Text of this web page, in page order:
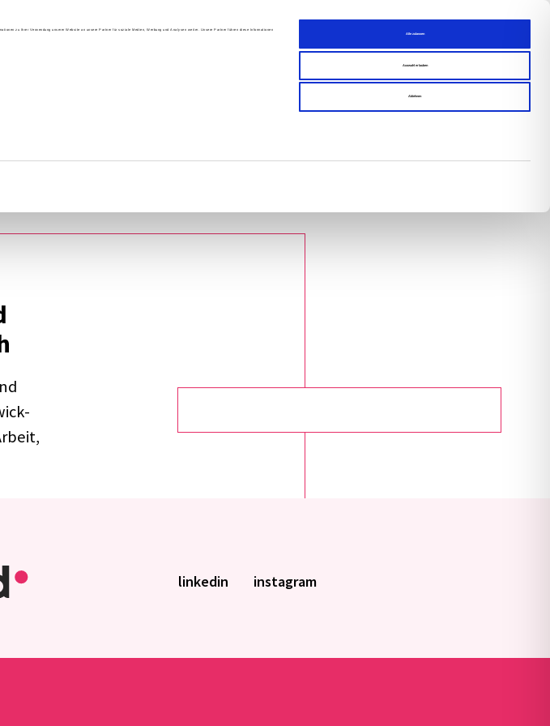
zu Ihrer Verwendung unserer Website an unsere Partner für soziale Medien, Werbung und Analysen weiter. Unsere Partner führen diese Informationen
Alle zulassen
Auswahl erlauben
Ablehnen
Über uns
Blog
linkedin instagram